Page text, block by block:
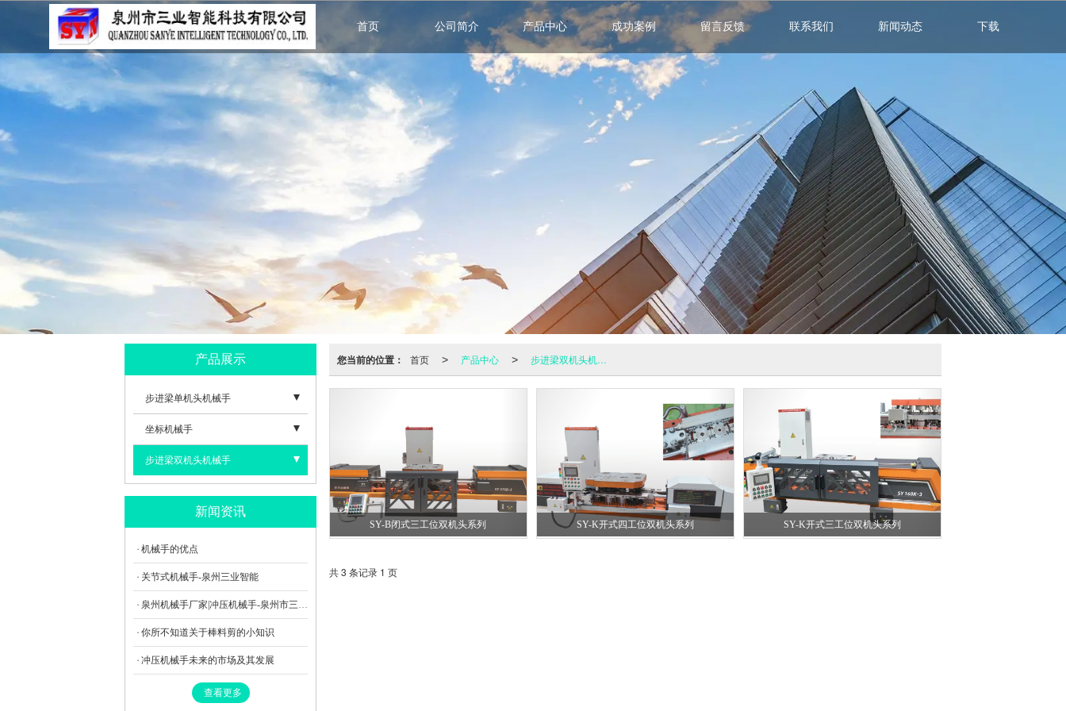
首页 公司简介 产品中心 成功案例 留言反馈 联系我们 新闻动态 下载
您当前的位置： 首页 > 产品中心 > 步进梁双机头机械手
SY-B闭式三工位双机头系列 SY-K开式四工位双机头系列 SY-K开式三工位双机头系列
共 3 条记录 1 页
产品展示
步进梁单机头机械手
- 开式三工位机械手
- 闭式三工位机械手
坐标机械手
- 二坐标机械手
步进梁双机头机械手
- 开式步进梁四工位机械手
- 闭式步进梁三工位机械手
- 开式步进梁三工位机械手
新闻资讯
机械手的优点
关节式机械手-泉州三业智能
泉州机械手厂家|冲压机械手-泉州市三业智能科技有限公司
你所不知道关于棒料剪的小知识
冲压机械手未来的市场及其发展
查看更多